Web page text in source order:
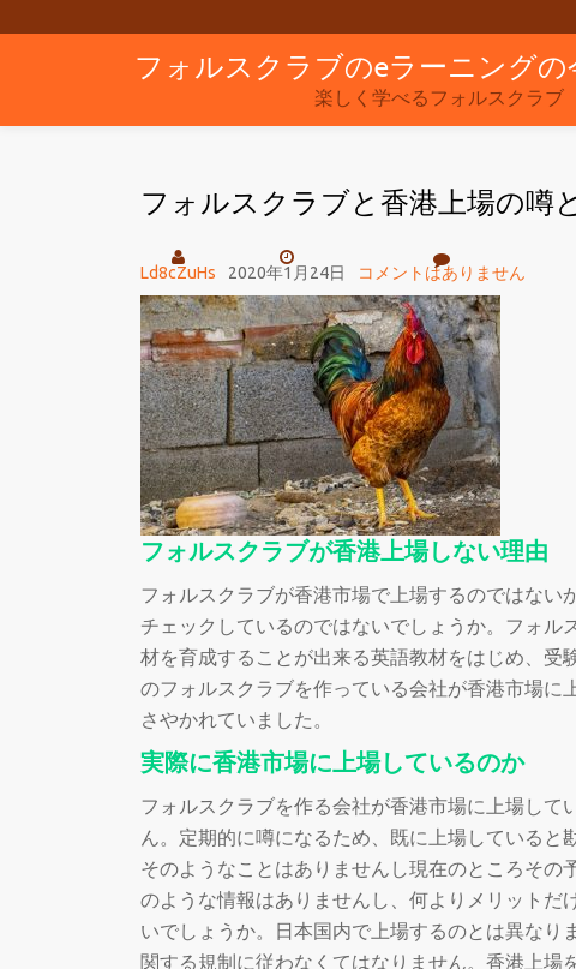
テ
フォルスクラブのeラーニングの
楽しく学べるフォルスクラブ
フォルスクラブと香港上場の噂
Ld8cZuHs 2020年1月24日 コメントはありません
フォルスクラブが香港上場しない理由
フォルスクラブが香港市場で上場するのではな
チェックしているのではないでしょうか。フォル
材を育成することが出来る英語教材をはじめ、受
のフォルスクラブを作っている会社が香港市場に
さやかれていました。
実際に香港市場に上場しているのか
フォルスクラブを作る会社が香港市場に上場し
ん。定期的に噂になるため、既に上場していると
そのようなことはありませんし現在のところそ
のような情報はありませんし、何よりメリットだ
いでしょうか。日本国内で上場するのとは異なり
関する規制に従わなくてはなりません。香港上場